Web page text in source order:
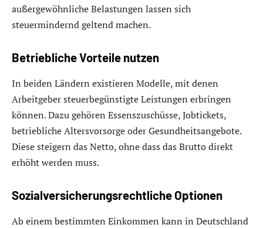
außergewöhnliche Belastungen lassen sich
steuermindernd geltend machen.
Betriebliche Vorteile nutzen
In beiden Ländern existieren Modelle, mit denen
Arbeitgeber steuerbegünstigte Leistungen erbringen
können. Dazu gehören Essenszuschüsse, Jobtickets,
betriebliche Altersvorsorge oder Gesundheitsangebote.
Diese steigern das Netto, ohne dass das Brutto direkt
erhöht werden muss.
Sozialversicherungsrechtliche Optionen
Ab einem bestimmten Einkommen kann in Deutschland